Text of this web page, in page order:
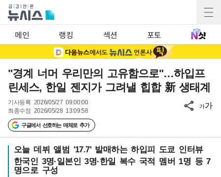
메인 랭킹 섹션 포토
"경계 너머 우리만의 고유함으로"…하입프
린세스, 한일 젠지가 그려낼 힙합 新 생태계
기사등록 2026/05/27 09:00:00
최종수정 2026/05/28 13:09:58
구글에서 선호하는 매체로 추가
가가
오늘 데뷔 앨범 '17.7' 발매하는 하입피 도쿄 인터뷰
한국인 3명·일본인 3명·한일 복수 국적 멤버 1명 등 7
명으로 구성